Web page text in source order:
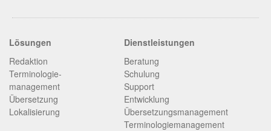
Lösungen
Redaktion
Terminologie­
management
Übersetzung
Lokalisierung
Dienstleistungen
Beratung
Schulung
Support
Entwicklung
Übersetzungsmanagement
Terminologiemanagement